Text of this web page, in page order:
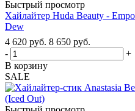
Быстрый просмотр
Хайлайтер Huda Beauty -
Dew
4 620 руб. 8 650 руб.
-
+
В корзину
SALE